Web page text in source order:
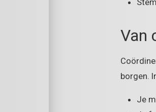
Van
borgen.
Je